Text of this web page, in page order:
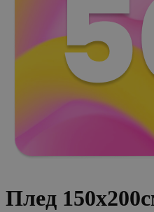
Плед